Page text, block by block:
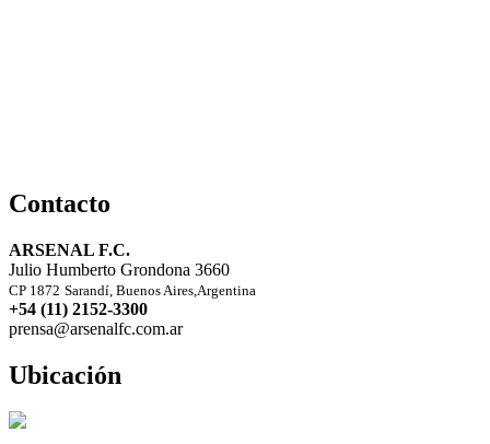
Contacto
ARSENAL F.C.
Julio Humberto Grondona 3660
CP 1872 Sarandí, Buenos Aires,Argentina
+54 (11) 2152-3300
prensa@arsenalfc.com.ar
Ubicación